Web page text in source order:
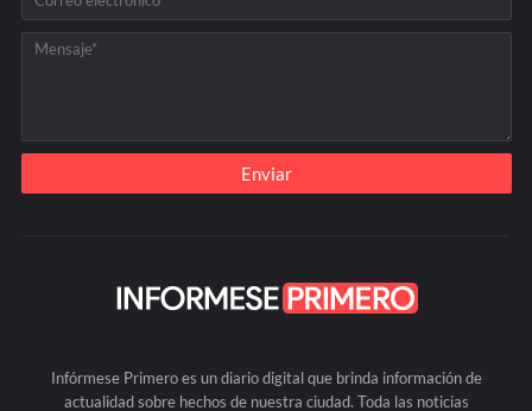
Infórmese Primero es un diario digital que brinda información de
actualidad sobre hechos de nuestra ciudad. Toda las noticias